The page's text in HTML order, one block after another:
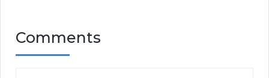
Comments